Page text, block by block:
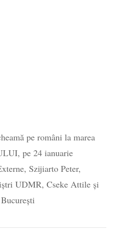
pe români la marea
pe 24 ianuarie
Szijiarto Peter,
UDMR, Cseke Attile și